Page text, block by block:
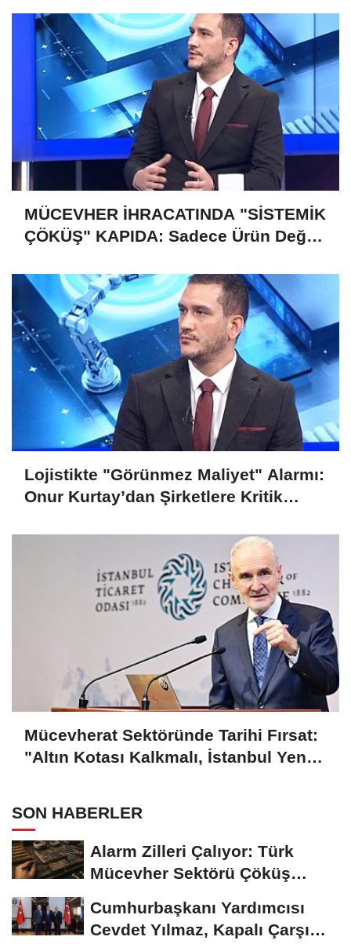
MÜCEVHER İHRACATINDA "SİSTEMİK
ÇÖKÜŞ" KAPIDA: Sadece Ürün Değil,
Lojistikte "Görünmez Maliyet" Alarmı:
Onur Kurtay’dan Şirketlere Kritik
Mücevherat Sektöründe Tarihi Fırsat:
"Altın Kotası Kalkmalı, İstanbul Yeni
SON HABERLER
Alarm Zilleri Çalıyor: Türk
Mücevher Sektörü Çöküş
Cumhurbaşkanı Yardımcısı
Cevdet Yılmaz, Kapalı Çarşı